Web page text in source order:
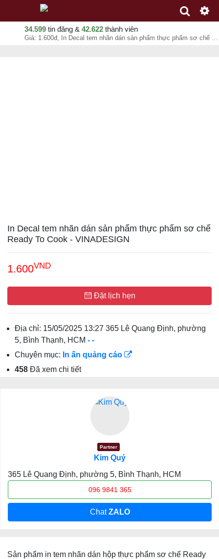
34.599 tin đăng & 42.622 thành viên
Giá: 1.600đ, In Decal tem nhãn dán sản phẩm thực phẩm sơ chế Ready To Cook - VINADESIGN, Kim Quý, chuyên mục In ấn quảng cáo tại - - 08-08-2026 16:01:43
In Decal tem nhãn dán sản phẩm thực phẩm sơ chế
Ready To Cook - VINADESIGN
1.600VND
Đặt lịch hẹn
Địa chỉ: 15/05/2025 13:27 365 Lê Quang Định, phường
5, Bình Thạnh, HCM - -
Chuyên mục: In ấn quảng cáo
458 Đã xem chi tiết
Partner
Kim Quý
365 Lê Quang Định, phường 5, Bình Thạnh, HCM
096 9841 365
ChatZALO
Sản phẩm in tem nhãn dán hộp thực phẩm sơ chế Ready